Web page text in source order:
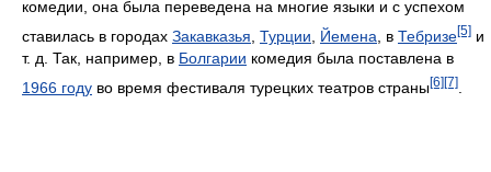
комедии, она была переведена на многие языки и с успехом
ставилась в городах Закавказья Турции Йемена , в Тебризе[5] и
т. д. Так, например, в Болгарии комедия была поставлена в
1966 году во время фестиваля турецких театров страны[6] [7]